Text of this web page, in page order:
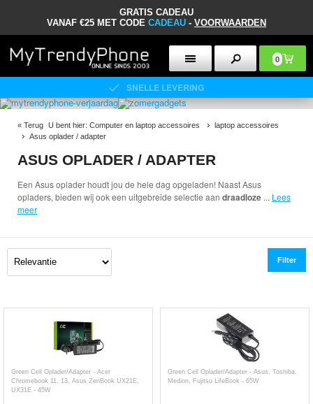
GRATIS CADEAU
VANAF €25 MET CODE CADEAU - VOORWAARDEN
0
SNELLE LEVERING
« Terug U bent hier: Computer en laptop accessoires
laptop accessoires
Asus oplader / adapter
ASUS OPLADER / ADAPTER
Een Asus oplader houdt jou de hele dag opgeladen! Naast Asus
opladers, bieden wij ook een uitgebreide selectie aan draadloze ... Lees
meer
Filter
Green Cell Oplader/Adapter - Acer
Chromebook 11, 13, Asus ZenBook UX21E,
UX31E - 45W
Green Cell Oplader/Adapter - Asus, Toshiba,
Medion, Fujitsu LifeBook - 65W